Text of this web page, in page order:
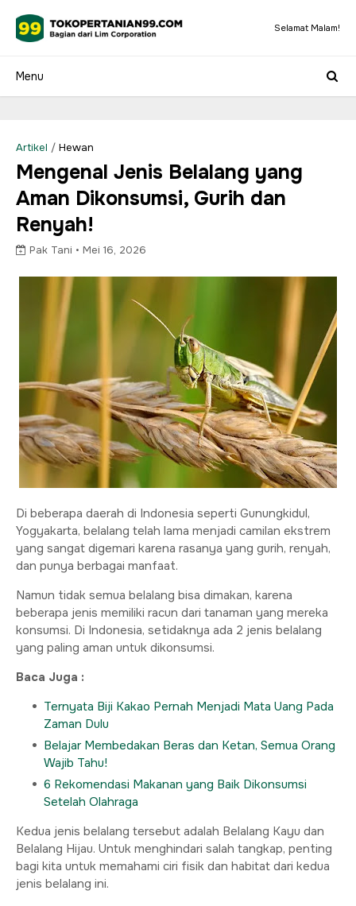
Selamat Malam!
Artikel / Hewan
Mengenal Jenis Belalang yang
Aman Dikonsumsi, Gurih dan
Renyah!
Pak Tani • Mei 16, 2026
Di beberapa daerah di Indonesia seperti Gunungkidul,
Yogyakarta, belalang telah lama menjadi camilan ekstrem
yang sangat digemari karena rasanya yang gurih, renyah,
dan punya berbagai manfaat.
Namun tidak semua belalang bisa dimakan, karena
beberapa jenis memiliki racun dari tanaman yang mereka
konsumsi. Di Indonesia, setidaknya ada 2 jenis belalang
yang paling aman untuk dikonsumsi.
Baca Juga :
Ternyata Biji Kakao Pernah Menjadi Mata Uang Pada
Zaman Dulu
Belajar Membedakan Beras dan Ketan, Semua Orang
Wajib Tahu!
6 Rekomendasi Makanan yang Baik Dikonsumsi
Setelah Olahraga
Kedua jenis belalang tersebut adalah Belalang Kayu dan
Belalang Hijau. Untuk menghindari salah tangkap, penting
bagi kita untuk memahami ciri fisik dan habitat dari kedua
jenis belalang ini.